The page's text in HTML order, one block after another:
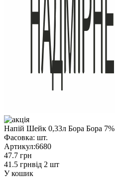
Напій Шейк 0,33л Бора Бора 7%
Фасовка: шт.
Артикул:6680
47.7 грн
41.5 грнвід 2 шт
У кошик